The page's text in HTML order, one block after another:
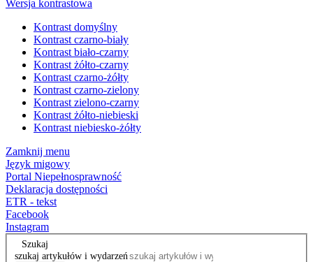
Wersja kontrastowa
Kontrast domyślny
Kontrast czarno-biały
Kontrast biało-czarny
Kontrast żółto-czarny
Kontrast czarno-żółty
Kontrast czarno-zielony
Kontrast zielono-czarny
Kontrast żółto-niebieski
Kontrast niebiesko-żółty
Zamknij menu
Język migowy
Portal Niepełnosprawność
Deklaracja dostępności
ETR - tekst
Facebook
Instagram
Szukaj
szukaj artykułów i wydarzeń